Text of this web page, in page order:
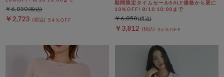
￥2,723 54％OFF
￥6,050
期間限定タイムセールSALE価格から更に
10%OFF! 8/10 10:00まで
￥3,812 36％OFF
￥6,050